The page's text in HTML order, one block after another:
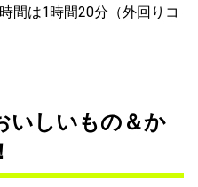
間は1時間20分（外回りコ
いしいもの＆か